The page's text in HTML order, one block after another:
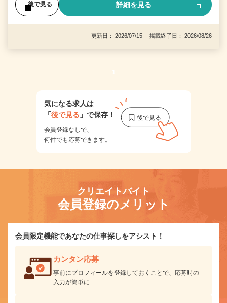
後で見る 詳細を見る
更新日： 2026/07/15 掲載終了日： 2026/08/26
1
気になる求人は
「後で見る 」で保存！
会員登録なしで、
何件でも応募できます。
クリエイトバイト
会員登録のメリット
会員限定機能であなたの仕事探しをアシスト！
カンタン応募
事前にプロフィールを登録しておくことで、応募時の
入力が簡単に